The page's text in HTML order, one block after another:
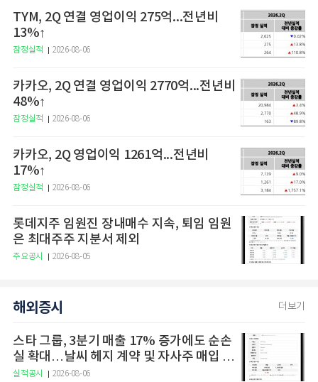
TYM, 2Q 연결 영업이익 275억...전년비
13%↑
잠정실적 2026-08-06
카카오, 2Q 연결 영업이익 2770억...전년비
48%↑
잠정실적 2026-08-06
카카오, 2Q 영업이익 1261억...전년비
17%↑
잠정실적 2026-08-06
롯데지주 임원진 장내매수 지속, 퇴임 임원
은 최대주주 지분서 제외
주요공시 2026-08-05
해외증시 더보기
스타 그룹, 3분기 매출 17% 증가에도 순손
실 확대…날씨 헤지 계약 및 자사주 매입 지
속
실적공시 2026-08-06